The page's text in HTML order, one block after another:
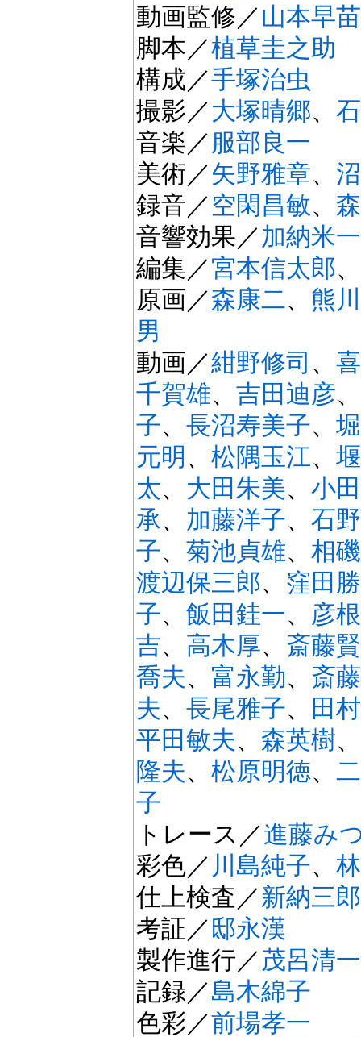
動画監修／山本早苗
脚本／植草圭之助
構成／手塚治虫
撮影／大塚晴郷、
音楽／ 服部良一
美術／矢野雅章、
録音／空閑昌敏、
音響効果／加納米一
編集／宮本信太郎、
原画／森康二、 熊
男
動画／紺野修司 、
千賀雄、 吉田迪彦、
子、 長沼寿美子、
元明 、 松隅玉江、
太、 大田朱美、 小
承、 加藤洋子、 石
子、 菊池貞雄、 相
渡辺保三郎、 窪田
子、 飯田銈一、 彦
吉、 高木厚、 斎藤賢
喬夫、 富永勤、 斎
夫、 長尾雅子、
田
平田敏夫、 森英樹、
隆夫、 松原明徳、
子
トレース／進藤み
彩色／ 川島純子、
仕上検査／新納三郎
考証／邸永漢
製作進行／茂呂清一
記録／島木綿子
色彩／前場孝一